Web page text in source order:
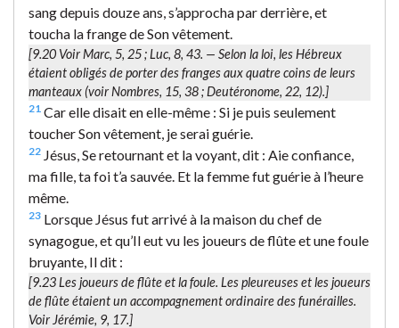
sang depuis douze ans, s’approcha par derrière, et
toucha la frange de Son vêtement.
[9.20 Voir Marc, 5, 25 ; Luc, 8, 43. — Selon la loi, les Hébreux
étaient obligés de porter des franges aux quatre coins de leurs
manteaux (voir Nombres, 15, 38 ; Deutéronome, 22, 12).]
21 Car elle disait en elle-même : Si je puis seulement
toucher Son vêtement, je serai guérie.
22 Jésus, Se retournant et la voyant, dit : Aie confiance,
ma fille, ta foi t’a sauvée. Et la femme fut guérie à l’heure
même.
23 Lorsque Jésus fut arrivé à la maison du chef de
synagogue, et qu’Il eut vu les joueurs de flûte et une foule
bruyante, Il dit :
[9.23Les joueurs de flûte et la foule. Les pleureuses et les joueurs
de flûte étaient un accompagnement ordinaire des funérailles.
Voir Jérémie, 9, 17.]